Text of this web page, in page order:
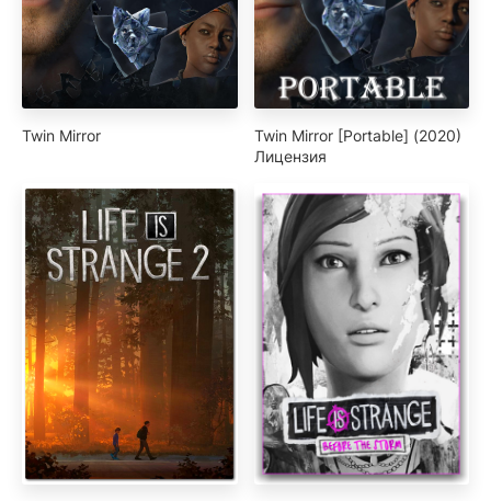
Twin Mirror
Twin Mirror [Portable] (2020)
Лицензия